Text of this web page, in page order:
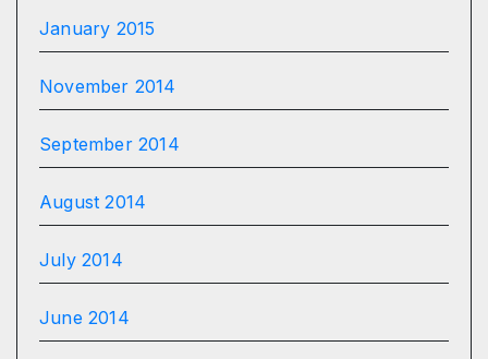
January 2015
November 2014
September 2014
August 2014
July 2014
June 2014